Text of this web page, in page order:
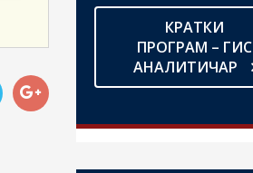
КРАТКИ
ПРОГРАМ – ГИС
АНАЛИТИЧАР